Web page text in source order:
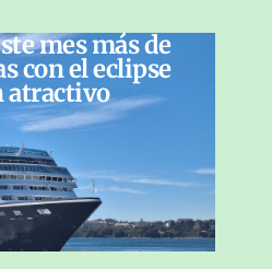
mes más de
con el eclipse
atractivo